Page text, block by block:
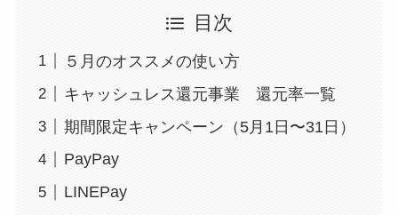
目次
５月のオススメの使い方
キャッシュレス還元事業 還元率一覧
期間限定キャンペーン（5月1日〜31日）
PayPay
LINEPay